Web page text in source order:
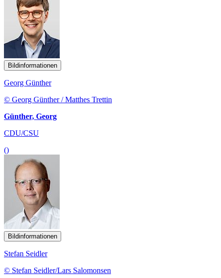
Bildinformationen
Georg Günther
© Georg Günther / Matthes Trettin
Günther, Georg
CDU/CSU
()
Bildinformationen
Stefan Seidler
© Stefan Seidler/Lars Salomonsen